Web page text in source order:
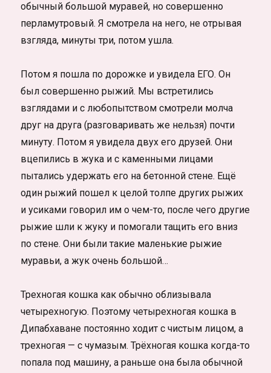
обычный большой муравей, но совершенно
перламутровый. Я смотрела на него, не отрывая
взгляда, минуты три, потом ушла.
Потом я пошла по дорожке и увидела ЕГО. Он
был совершенно рыжий. Мы встретились
взглядами и с любопытством смотрели молча
друг на друга (разговаривать же нельзя) почти
минуту. Потом я увидела двух его друзей. Они
вцепились в жука и с каменными лицами
пытались удержать его на бетонной стене. Ещё
один рыжий пошел к целой толпе других рыжих
и усиками говорил им о чем-то, после чего другие
рыжие шли к жуку и помогали тащить его вниз
по стене. Они были такие маленькие рыжие
муравьи, а жук очень большой…
Трехногая кошка как обычно облизывала
четырехногую. Поэтому четырехногая кошка в
Дипабхаване постоянно ходит с чистым лицом, а
трехногая — с чумазым. Трёхногая кошка когда-то
попала под машину, а раньше она была обычной